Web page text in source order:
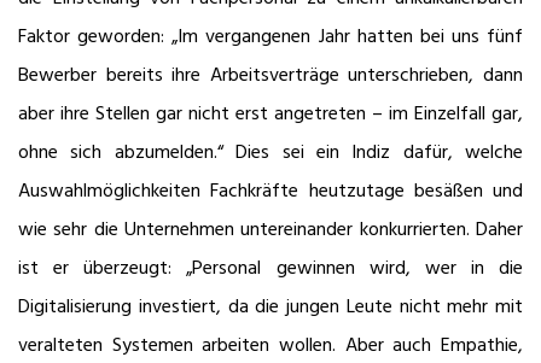
Faktor geworden: „Im vergangenen Jahr hatten bei uns fünf
Bewerber bereits ihre Arbeitsverträge unterschrieben, dann
aber ihre Stellen gar nicht erst angetreten – im Einzelfall gar,
ohne sich abzumelden.“ Dies sei ein Indiz dafür, welche
Auswahlmöglichkeiten Fachkräfte heutzutage besäßen und
wie sehr die Unternehmen untereinander konkurrierten. Daher
ist er überzeugt: „Personal gewinnen wird, wer in die
Digitalisierung investiert, da die jungen Leute nicht mehr mit
veralteten Systemen arbeiten wollen. Aber auch Empathie,